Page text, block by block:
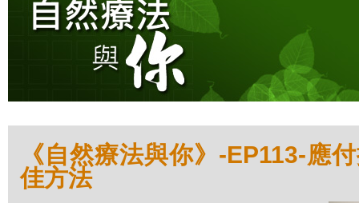
《自然療法與你》-EP113-應
佳方法